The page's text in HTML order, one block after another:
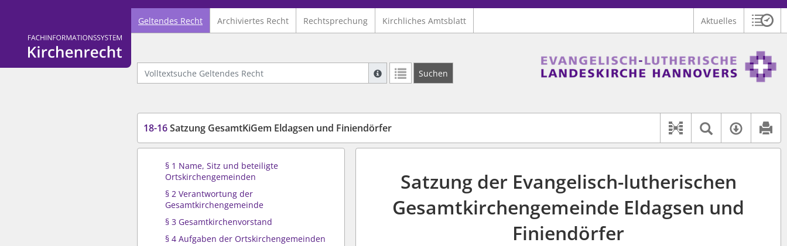
Logo Fachinformationssystem Kirchenrecht
Geltendes Recht Archiviertes Recht Rechtsprechung Kirchliches Amtsblatt Aktuelles
Volltextsuche Geltendes Recht
Suche mit Platzhalter "*", Bsp. Pfarrer*, findet auch: "Pfarrerinitiative" oder "Pfarrerausschuss".
Suchen
18-16Satzung GesamtKiGem Eldagsen und Finiendörfer
Dokument-
Textsuche
§ 1 Name, Sitz und beteiligte
Ortskirchengemeinden
§ 2 Verantwortung der
Gesamtkirchengemeinde
§ 3 Gesamtkirchenvorstand
§ 4 Aufgaben der Ortskirchengemeinden
Satzung der Evangelisch-lutherischen
Gesamtkirchengemeinde Eldagsen und
Finiendörfer